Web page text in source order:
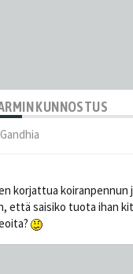
KUNNOSTUS
Gandhia
korjattua koiranpennun
että saisiko tuota ihan